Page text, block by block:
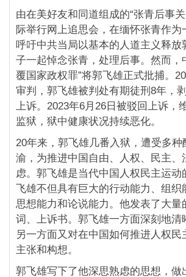
由在美好友和同道组成的“张青后事
际举行网上追思会，在缅怀张青作
呼吁中共当局以基本的人道主义释
子一起悼念张青，处理后事。然而
覆国家政权罪”将郭飞雄正式批捕。
审判，郭飞雄被判处有期徒刑8年，
上诉。2023年6月26日被驳回上诉，
监狱，狱中健康状况持续恶化。
20年来，郭飞雄几番入狱，遭受多
渝，为推进中国自由、人权、民主
虑。郭飞雄是当代中国人权民主运
飞雄不但具有巨大的行动能力、组
思想能力和论说能力。他发表了大
词、上诉书。郭飞雄一方面深刻地
另一方面又对在中国如何推进人权
主张和构想。
郭飞雄写下了他深思熟虑的思想，